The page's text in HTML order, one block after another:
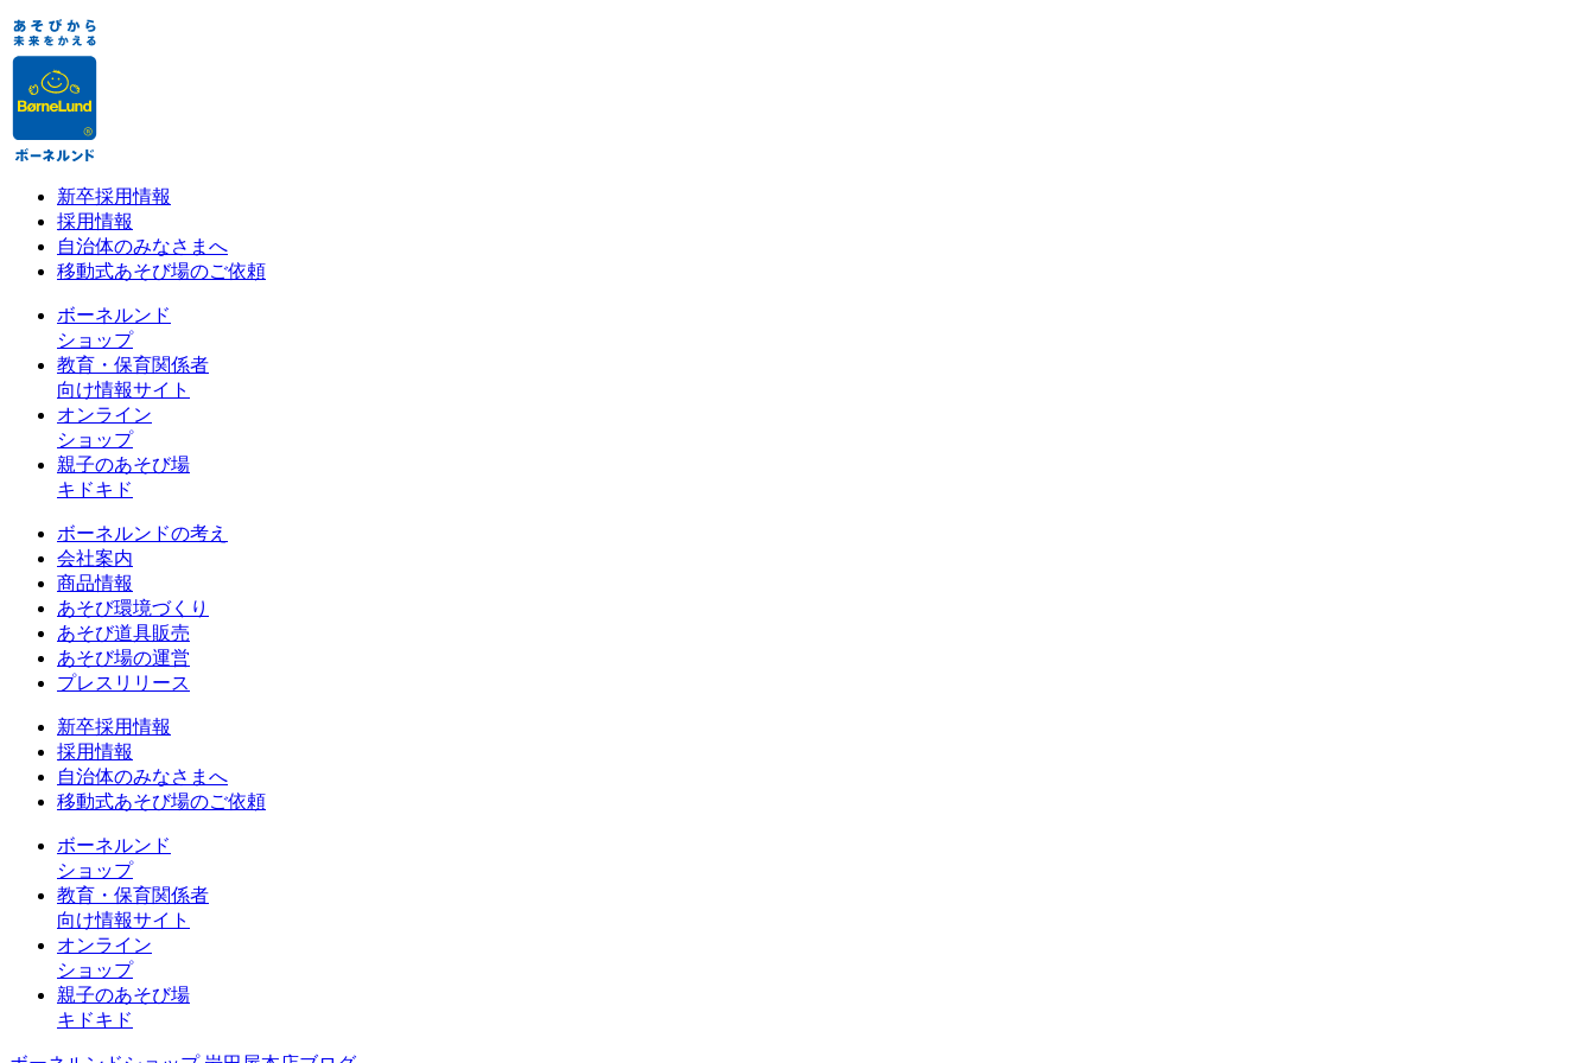
新卒採用情報
採用情報
自治体のみなさまへ
移動式あそび場のご依頼
ボーネルンド
ショップ
教育・保育関係者
向け情報サイト
オンライン
ショップ
親子のあそび場
キドキド
ボーネルンドの考え
会社案内
商品情報
あそび環境づくり
あそび道具販売
あそび場の運営
プレスリリース
新卒採用情報
採用情報
自治体のみなさまへ
移動式あそび場のご依頼
ボーネルンド
ショップ
教育・保育関係者
向け情報サイト
オンライン
ショップ
親子のあそび場
キドキド